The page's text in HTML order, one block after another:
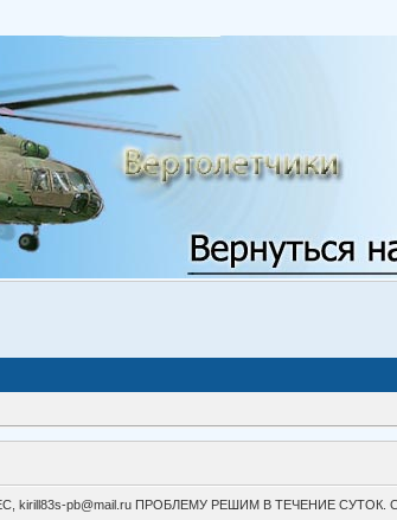
pb@mail.ru ПРОБЛЕМУ РЕШИМ В ТЕЧЕНИЕ